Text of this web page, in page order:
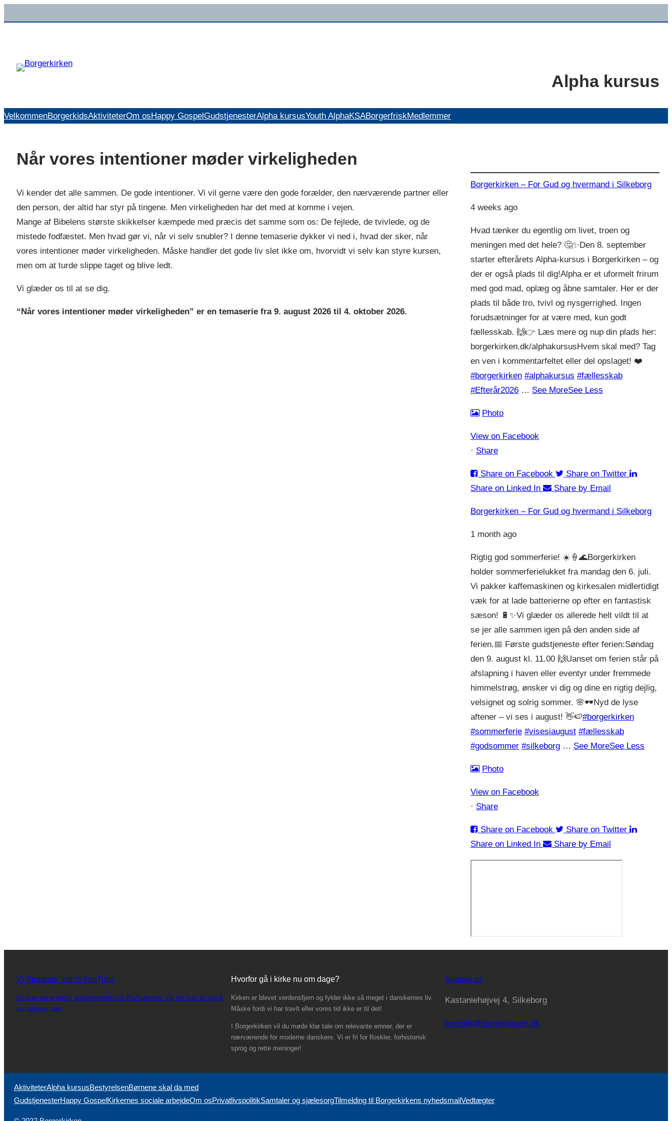
til
Alpha kursus
VelkommenBorgerkidsAktiviteterOm os Happy Gospel GudstjenesterAlpha kursusYouth AlphaKSABorgerfriskMedlemmer
Når vores intentioner møder virkeligheden
Vi kender det alle sammen. De gode intentioner. Vi vil gerne være den gode forælder, den nærværende partner eller
den person, der altid har styr på tingene. Men virkeligheden har det med at komme i vejen.
Mange af Bibelens største skikkelser kæmpede med præcis det samme som os: De fejlede, de tvivlede, og de
mistede fodfæstet. Men hvad gør vi, når vi selv snubler? I denne temaserie dykker vi ned i, hvad der sker, når
vores intentioner møder virkeligheden. Måske handler det gode liv slet ikke om, hvorvidt vi selv kan styre kursen,
men om at turde slippe taget og blive ledt.
Vi glæder os til at se dig.
“Når vores intentioner møder virkeligheden” er en temaserie fra 9. august 2026 til 4. oktober 2026.
Borgerkirken – For Gud og hvermand i Silkeborg
4 weeks ago
Hvad tænker du egentlig om livet, troen og
meningen med det hele? 🤔✨ Den 8. september
starter efterårets Alpha-kursus i Borgerkirken – og
der er også plads til dig!Alpha er et uformelt frirum
med god mad, oplæg og åbne samtaler. Her er der
plads til både tro, tvivl og nysgerrighed. Ingen
forudsætninger for at være med, kun godt
fællesskab. 🙌👉 Læs mere og nup din plads her:
borgerkirken.dk/alphakursus Hvem skal med? Tag
en ven i kommentarfeltet eller del opslaget! ❤️
#borgerkirken #alphakursus #fællesskab
#Efterår2026 … See MoreSee Less
Photo
View on Facebook
· Share
Share on Facebook
Share on Twitter
Share on Linked In
Share by Email
Borgerkirken – For Gud og hvermand i Silkeborg
1 month ago
Rigtig god sommerferie! ☀️🍦🌊Borgerkirken
holder sommerferielukket fra mandag den 6. juli.
Vi pakker kaffemaskinen og kirkesalen midlertidigt
væk for at lade batterierne op efter en fantastisk
sæson! 🔋✨Vi glæder os allerede helt vildt til at
se jer alle sammen igen på den anden side af
ferien.📅 Første gudstjeneste efter ferien:Søndag
den 9. august kl. 11.00 🙌 Uanset om ferien står på
afslapning i haven eller eventyr under fremmede
himmelstrøg, ønsker vi dig og dine en rigtig dejlig,
velsignet og solrig sommer. 🌸🕶️Nyd de lyse
aftener – vi ses i august! 👋🍉#borgerkirken
#sommerferie #visesiaugust #fællesskab
#godsommer #silkeborg … See MoreSee Less
Photo
View on Facebook
· Share
Share on Facebook
Share on Twitter
Share on Linked In
Share by Email
Vi Streamer live til YouTube
Du kan være med i gudstjenesten på YouTube her. Og her kan du også
se tidligere taler.
Hvorfor gå i kirke nu om dage?
Kirken er blevet verdensfjern og fylder ikke så meget i danskernes liv.
Måske fordi vi har travlt eller vores tid ikke er til det!
I Borgerkirken vil du møde klar tale om relevante emner, der er
nærværende for moderne danskere. Vi er fri for floskler, forhistorisk
sprog og rette meninger!
Kontakt os
Kastaniehøjvej 4, Silkeborg
kontakt@borgerkirken.dk
AktiviteterAlpha kursusBestyrelsenBørnene skal da med
GudstjenesterHappy GospelKirkernes sociale arbejdeOm osPrivatlivspolitikSamtaler og sjælesorgTilmelding til Borgerkirkens nyhedsmailVedtægter